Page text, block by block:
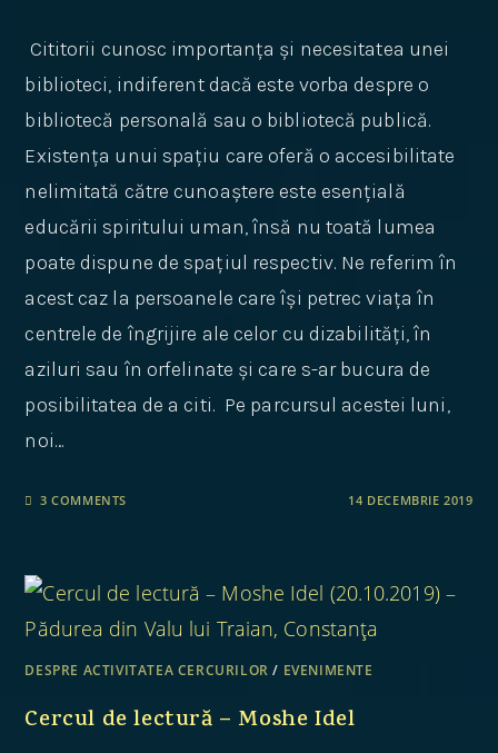
Cititorii cunosc importanța și necesitatea unei
biblioteci, indiferent dacă este vorba despre o
bibliotecă personală sau o bibliotecă publică.
Existența unui spațiu care oferă o accesibilitate
nelimitată către cunoaștere este esențială
educării spiritului uman, însă nu toată lumea
poate dispune de spațiul respectiv. Ne referim în
acest caz la persoanele care își petrec viața în
centrele de îngrijire ale celor cu dizabilități, în
aziluri sau în orfelinate și care s-ar bucura de
posibilitatea de a citi. Pe parcursul acestei luni,
noi…
3 COMMENTS 14 DECEMBRIE 2019
DESPRE ACTIVITATEA CERCURILOR / EVENIMENTE
Cercul de lectură – Moshe Idel